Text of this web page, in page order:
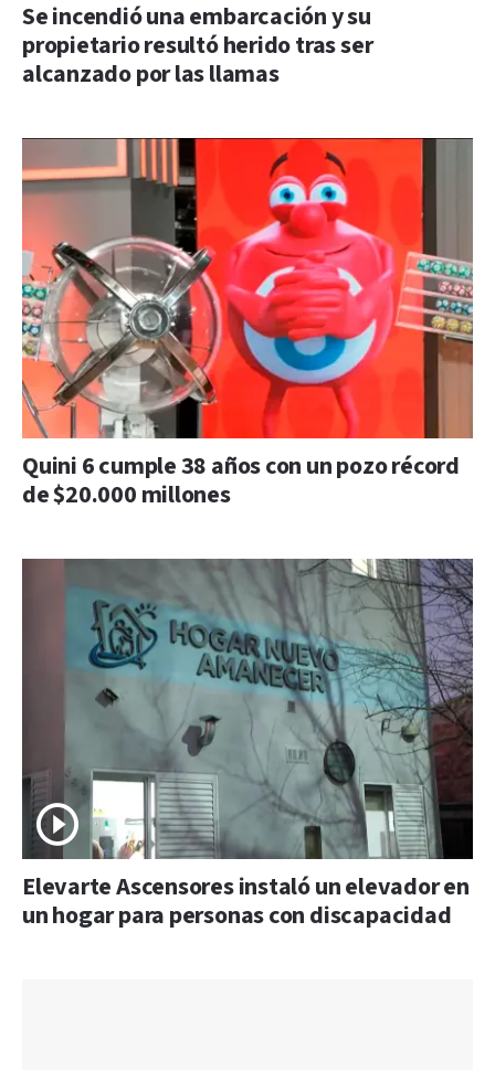
Se incendió una embarcación y su
propietario resultó herido tras ser
alcanzado por las llamas
Quini 6 cumple 38 años con un pozo récord
de $20.000 millones
Elevarte Ascensores instaló un elevador en
un hogar para personas con discapacidad